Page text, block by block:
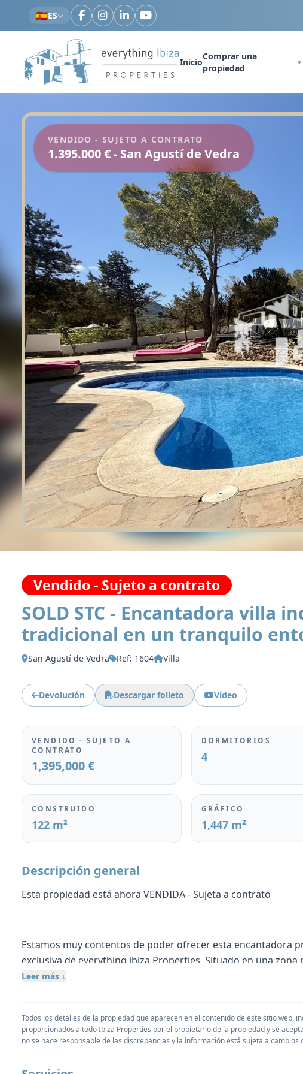
Ir al contenido principal
🇪🇸ES
Inicio
Comprar una
propiedad
▼
VENDIDO - SUJETO A CONTRATO
1.395.000 € - San Agustí de Vedra
Vendido - Sujeto a contrato
SOLD STC - Encantadora villa
tradicional en un tranquilo
San Agustí de Vedra Ref: 1604 Villa
Devolución Descargar folleto Vídeo
VENDIDO - SUJETO A
CONTRATO
1,395,000 €
DORMITORIOS
4
CONSTRUIDO
122 m²
GRÁFICO
1,447 m²
Descripción general
Esta propiedad está ahora VENDIDA - Sujeta a contrato
Estamos muy contentos de poder ofrecer esta encantadora
exclusiva de everything ibiza Properties. Situado en una
trayecto en coche a las populares playas de Cala Conta y Cala
Al entrar en la villa, hay un amplio salón con cocina
porches cubiertos para relajarse, disfrutar de la sombra o
Leer más ↓
Todos los detalles de la propiedad que aparecen en el contenido de este sitio web,
proporcionados a todo Ibiza Properties por el propietario de la propiedad y se
no se hace responsable de las discrepancias y la información está sujeta a